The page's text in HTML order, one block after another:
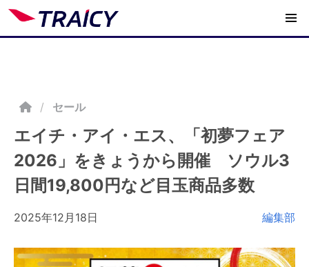
/ セール
エイチ・アイ・エス、「初夢フェア
2026」をきょうから開催 ソウル3
日間19,800円など目玉商品多数
2025年12月18日 編集部